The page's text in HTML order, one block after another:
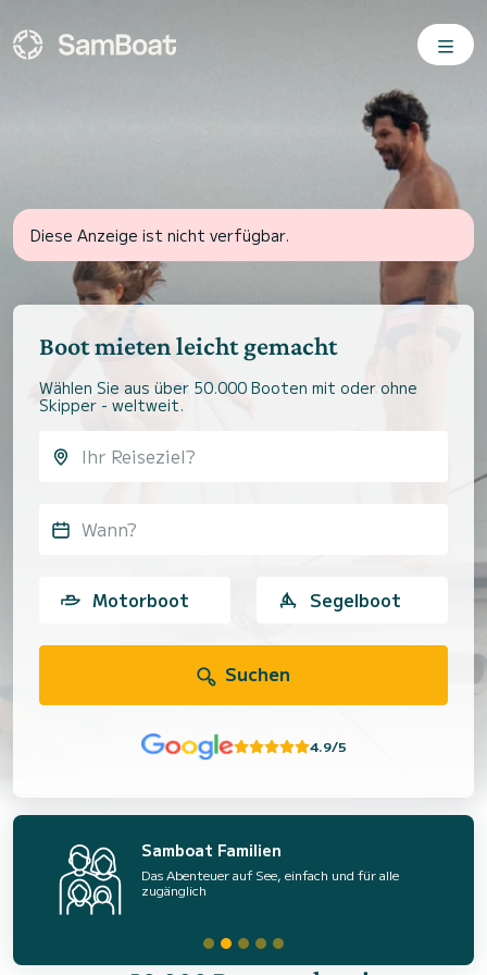
Diese Anzeige ist nicht verfügbar.
Boot mieten leicht gemacht
Wählen Sie aus über 50.000 Booten mit oder ohne
Skipper - weltweit.
Wann?
Motorboot Segelboot
Suchen
4.9/5
Samboat Familien
Das Abenteuer auf See, einfach und für alle
zugänglich